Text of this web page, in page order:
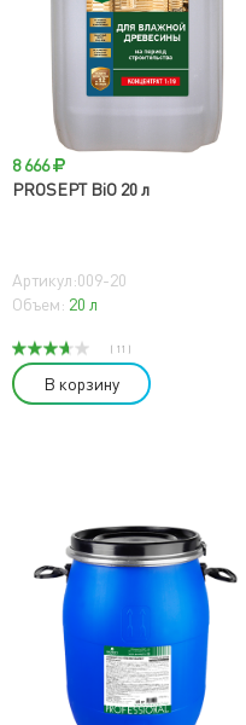
8 666
PROSEPT BiO 20 л
Артикул:009-20
Объем: 20 л
( 11 )
В корзину